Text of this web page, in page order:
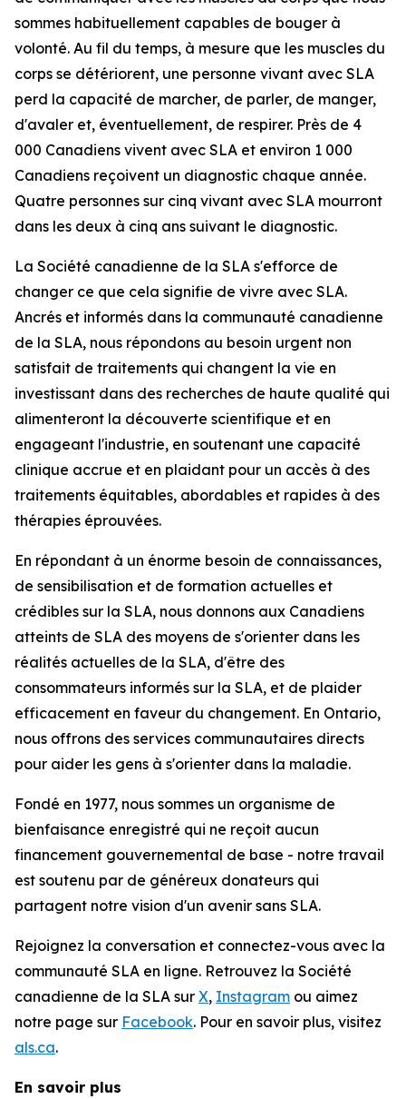
sommes habituellement capables de bouger à
volonté. Au fil du temps, à mesure que les muscles du
corps se détériorent, une personne vivant avec SLA
perd la capacité de marcher, de parler, de manger,
d'avaler et, éventuellement, de respirer. Près de 4
000 Canadiens vivent avec SLA et environ 1 000
Canadiens reçoivent un diagnostic chaque année.
Quatre personnes sur cinq vivant avec SLA mourront
dans les deux à cinq ans suivant le diagnostic.
La Société canadienne de la SLA s'efforce de
changer ce que cela signifie de vivre avec SLA.
Ancrés et informés dans la communauté canadienne
de la SLA, nous répondons au besoin urgent non
satisfait de traitements qui changent la vie en
investissant dans des recherches de haute qualité qui
alimenteront la découverte scientifique et en
engageant l'industrie, en soutenant une capacité
clinique accrue et en plaidant pour un accès à des
traitements équitables, abordables et rapides à des
thérapies éprouvées.
En répondant à un énorme besoin de connaissances,
de sensibilisation et de formation actuelles et
crédibles sur la SLA, nous donnons aux Canadiens
atteints de SLA des moyens de s'orienter dans les
réalités actuelles de la SLA, d'être des
consommateurs informés sur la SLA, et de plaider
efficacement en faveur du changement. En Ontario,
nous offrons des services communautaires directs
pour aider les gens à s'orienter dans la maladie.
Fondé en 1977, nous sommes un organisme de
bienfaisance enregistré qui ne reçoit aucun
financement gouvernemental de base - notre travail
est soutenu par de généreux donateurs qui
partagent notre vision d'un avenir sans SLA.
Rejoignez la conversation et connectez-vous avec la
communauté SLA en ligne. Retrouvez la Société
canadienne de la SLA sur X, Instagram ou aimez
notre page sur Facebook. Pour en savoir plus, visitez
als.ca.
En savoir plus